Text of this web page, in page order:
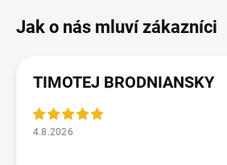
TIMOTEJ BRODNIANSKY
4.8.2026